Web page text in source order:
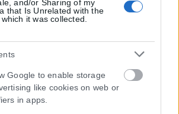
and/or Sharing of my
that Is Unrelated with the
it was collected.
Google to enable storage
like cookies on web or
in apps.